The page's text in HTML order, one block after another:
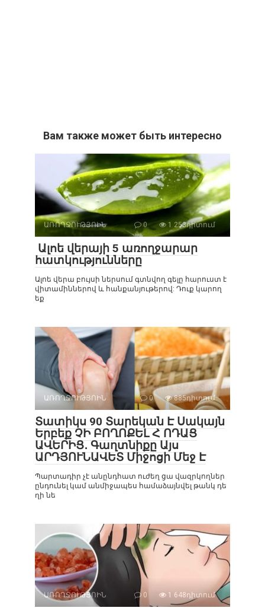
Вам также может быть интересно
ԱՌՈՂՋՈՒԹՅՈԻՆ 0 1 253դիտում
Ալոե վերայի 5 առողջարար
հատկությունները
Ալոե վերա բույսի ներսում գտնվող գելը հարուստ է
վիտամիններով և հանքանյութերով: Դուք կարող
եք
ԱՌՈՂՋՈՒԹՅՈԻՆ 0 885դիտում
Տատիկս 90 Տարեկան Է Սակայն
Երբեք ՉԻ ԲՈՂՈՔԵԼ Հ ՈԴԱՑ
ԱՎԵՐԻՑ․ Գաղտնիքը Այս
ԱՐԴՅՈՒՆԱՎԵՏ Միջոցի Մեջ Է
Պարտադիր չէ անընդհատ ուժեղ ցա վազրկողներ
ընդունել կամ անմիջապես համաձայնվել թանկ դե
ղի նե
ԱՌՈՂՋՈՒԹՅՈԻՆ 0 1 648դիտում